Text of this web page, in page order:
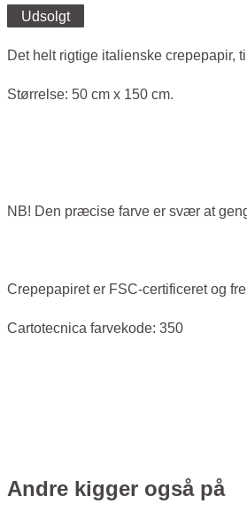
Udsolgt
Det helt rigtige italienske crepepapir,
Størrelse: 50 cm x 150 cm.
NB! Den præcise farve er svær at
Crepepapiret er FSC-certificeret og
Cartotecnica farvekode: 350
Andre kigger også på